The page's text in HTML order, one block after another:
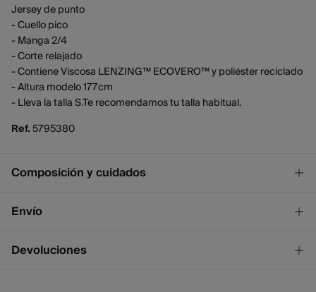
Jersey de punto
- Cuello pico
- Manga 2/4
- Corte relajado
- Contiene Viscosa LENZING™ ECOVERO™ y poliéster reciclado
- Altura modelo 177cm
- Lleva la talla S.Te recomendamos tu talla habitual.
Ref.5795380
Composición y cuidados
Composición
Cuidados
Envío
Envío a tienda
¡GRATIS!
Devoluciones